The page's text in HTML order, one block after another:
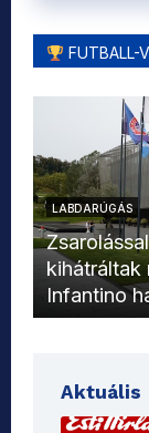
FUTBALL-
LABDARÚGÁS
kihátráltak
Infantino
Aktuális